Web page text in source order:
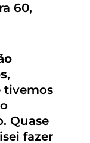
60,
,
tivemos
Quase
fazer